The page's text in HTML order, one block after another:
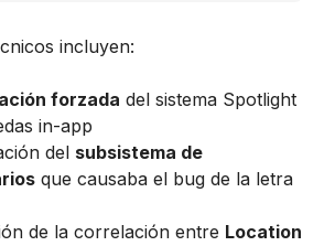
incluyen:
forzada del sistema Spotlight
in-app
del subsistema de
que causaba el bug de la letra
de la correlación entre Location